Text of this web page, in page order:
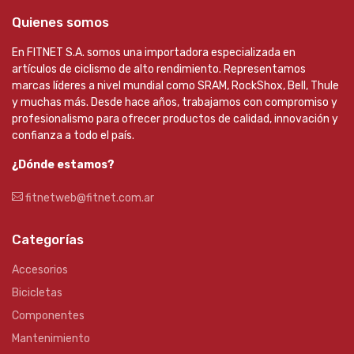
Quienes somos
En FITNET S.A. somos una importadora especializada en
artículos de ciclismo de alto rendimiento. Representamos
marcas líderes a nivel mundial como SRAM, RockShox, Bell, Thule
y muchas más. Desde hace años, trabajamos con compromiso y
profesionalismo para ofrecer productos de calidad, innovación y
confianza a todo el país.
¿Dónde estamos?
fitnetweb@fitnet.com.ar
Categorías
Accesorios
Bicicletas
Componentes
Mantenimiento